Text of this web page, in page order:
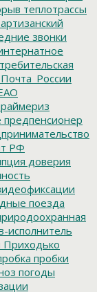
теплотрассы
звонки
Почта_России
предпенсионер
РФ
доверия
поезда
исполнитель
Приходько
пробки
погоды